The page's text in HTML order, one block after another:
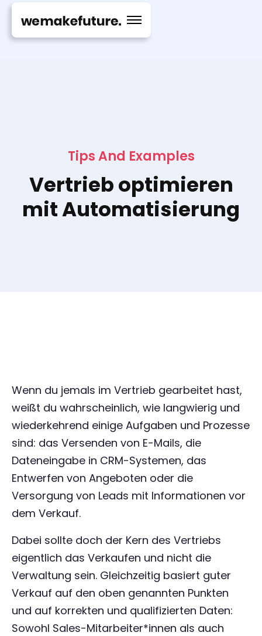
Tips And Examples
Vertrieb optimieren
mit Automatisierung
Wenn du jemals im Vertrieb gearbeitet hast,
weißt du wahrscheinlich, wie langwierig und
wiederkehrend einige Aufgaben und Prozesse
sind: das Versenden von E-Mails, die
Dateneingabe in CRM-Systemen, das
Entwerfen von Angeboten oder die
Versorgung von Leads mit Informationen vor
dem Verkauf.
Dabei sollte doch der Kern des Vertriebs
eigentlich das Verkaufen und nicht die
Verwaltung sein. Gleichzeitig basiert guter
Verkauf auf den oben genannten Punkten
und auf korrekten und qualifizierten Daten:
Sowohl Sales-Mitarbeiter*innen als auch